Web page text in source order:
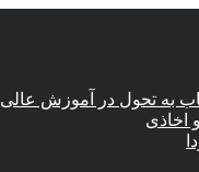
به تحول در آموزش عالی
اخاذی